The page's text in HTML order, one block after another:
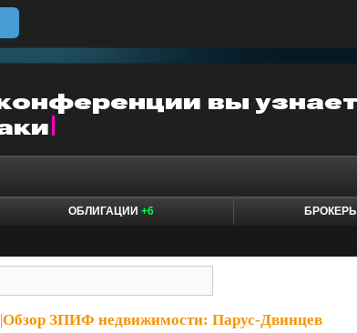
ОБЛИГАЦИИ +6 БРОКЕРЫ
Обзор ЗПИФ недвижимости: Парус-Двинцев